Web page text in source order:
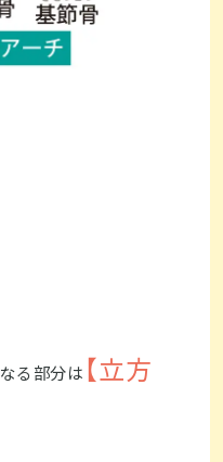
る部分は 【立方